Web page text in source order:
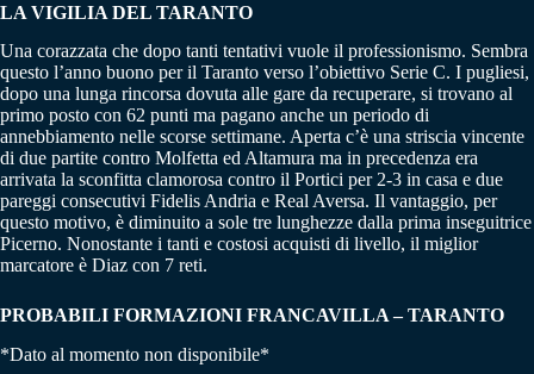
LA VIGILIA DEL TARANTO
Una corazzata che dopo tanti tentativi vuole il professionismo. Sembra
questo l’anno buono per il Taranto verso l’obiettivo Serie C. I pugliesi,
dopo una lunga rincorsa dovuta alle gare da recuperare, si trovano al
primo posto con 62 punti ma pagano anche un periodo di
annebbiamento nelle scorse settimane. Aperta c’è una striscia vincente
di due partite contro Molfetta ed Altamura ma in precedenza era
arrivata la sconfitta clamorosa contro il Portici per 2-3 in casa e due
pareggi consecutivi Fidelis Andria e Real Aversa. Il vantaggio, per
questo motivo, è diminuito a sole tre lunghezze dalla prima inseguitrice
Picerno. Nonostante i tanti e costosi acquisti di livello, il miglior
marcatore è Diaz con 7 reti.
PROBABILI FORMAZIONI FRANCAVILLA – TARANTO
*Dato al momento non disponibile*